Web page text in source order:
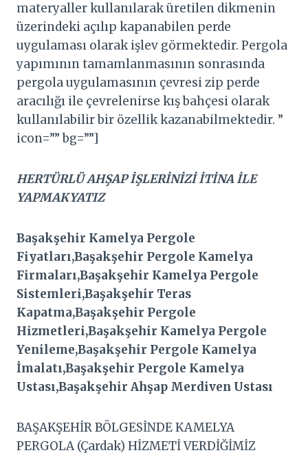
materyaller kullanılarak üretilen dikmenin
üzerindeki açılıp kapanabilen perde
uygulaması olarak işlev görmektedir. Pergola
yapımının tamamlanmasının sonrasında
pergola uygulamasının çevresi zip perde
aracılığı ile çevrelenirse kış bahçesi olarak
kullanılabilir bir özellik kazanabilmektedir. ”
icon=”” bg=””]
HERTÜRLÜ AHŞAP İŞLERİNİZİ İTİNA İLE
YAPMAKYATIZ
Başakşehir Kamelya Pergole
Fiyatları,Başakşehir Pergole Kamelya
Firmaları,Başakşehir Kamelya Pergole
Sistemleri,Başakşehir Teras
Kapatma,Başakşehir Pergole
Hizmetleri,Başakşehir Kamelya Pergole
Yenileme,Başakşehir Pergole Kamelya
İmalatı,Başakşehir Pergole Kamelya
Ustası,Başakşehir Ahşap Merdiven Ustası
BAŞAKŞEHİR BÖLGESİNDE KAMELYA
PERGOLA (Çardak) HİZMETİ VERDİĞİMİZ